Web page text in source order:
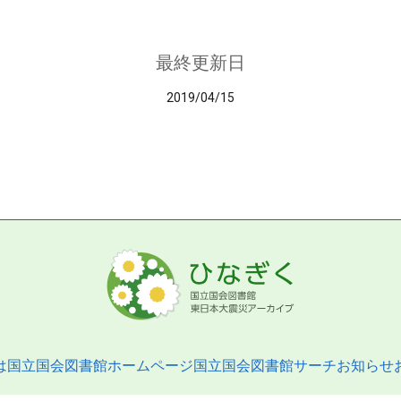
最終更新日
2019/04/15
国立国会図書館ホームページ国立国会図書館サーチお知らせ